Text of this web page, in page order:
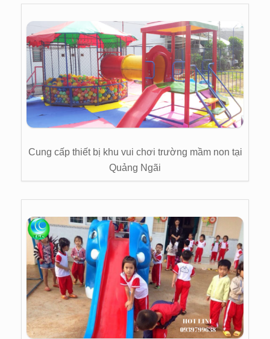
Cung cấp thiết bị khu vui chơi trường mầm non tại
Quảng Ngãi